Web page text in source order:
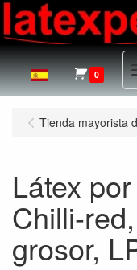
0
Tienda mayorista
Látex
Chilli-
grosor,